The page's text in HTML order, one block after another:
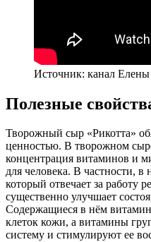
Источник: канал
Полезные
Творожный сыр «Рикотта»
ценностью. В творожном
концентрация витаминов и
для человека. В частности,
который отвечает за работу
существенно улучшает
Содержащиеся в нём
клеток кожи, а витамины
систему и стимулируют ее